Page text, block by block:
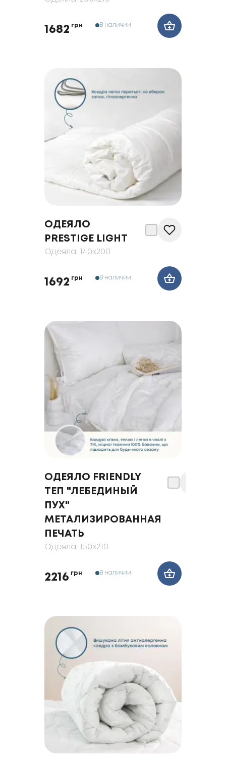
1682 грн В наличии
ОДЕЯЛО
PRESTIGE LIGHT
Одеяла, 140x200
1692 грн В наличии
ОДЕЯЛО FRIENDLY
ТЕП "ЛЕБЕДИНЫЙ
ПУХ"
МЕТАЛИЗИРОВАННАЯ
ПЕЧАТЬ
Одеяла, 150x210
2216 грн В наличии